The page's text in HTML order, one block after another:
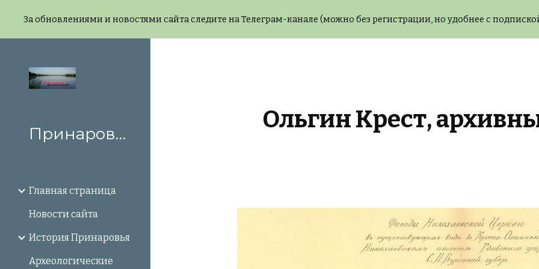
Skip to main content Skip to
За обновлениями и новостями сайта следите на Телеграм-канале (можно без регистрации, но удобнее с
Принаровье
Главная страница
Новости сайта
История Принаровья
Археологические
Ольгин Крест,